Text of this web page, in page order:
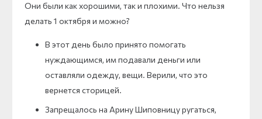
Они были как хорошими, так и плохими. Что нельзя
делать 1 октября и можно?
В этот день было принято помогать
нуждающимся, им подавали деньги или
оставляли одежду, вещи. Верили, что это
вернется сторицей.
Запрещалось на Арину Шиповницу ругаться,